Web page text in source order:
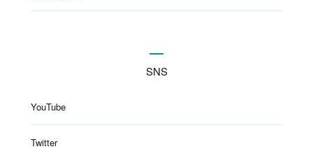
SNS
YouTube
Twitter